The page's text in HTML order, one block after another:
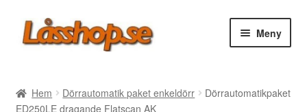
Hoppa
till
Hoppa
till
Meny
Hem Dörrautomatik paket enkeldörr
Dörrautomatikpaket
ED250LE dragande Flatscan AK